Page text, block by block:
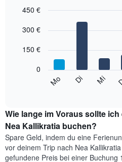
chart
bars.
den
durchschnittlichen
Preis
eines
Zimmers
für
graphic.
Mo Di Mi
0
150 €
300 €
450 €
Wie lange im Voraus sollte
Nea Kallikratia buchen?
Spare Geld, indem du eine
vor deinem Trip nach Nea
gefundene Preis bei einer Buchung